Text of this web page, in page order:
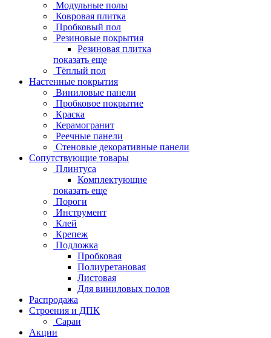
Модульные полы
Ковровая плитка
Пробковый пол
Резиновые покрытия
Резиновая плитка
показать еще
Тёплый пол
Настенные покрытия
Виниловые панели
Пробковое покрытие
Краска
Керамогранит
Реечные панели
Стеновые декоративные панели
Сопутствующие товары
Плинтуса
Комплектующие
показать еще
Пороги
Инструмент
Клей
Крепеж
Подложка
Пробковая
Полиуретановая
Листовая
Для виниловых полов
Распродажа
Строения и ДПК
Сараи
Акции